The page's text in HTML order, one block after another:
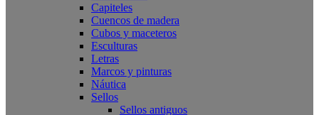
Capiteles
Cuencos de madera
Cubos y maceteros
Esculturas
Letras
Marcos y pinturas
Náutica
Sellos
Sellos antiguos